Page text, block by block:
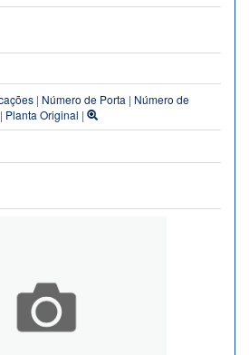
| Número de Porta | Número de
| Planta Original |